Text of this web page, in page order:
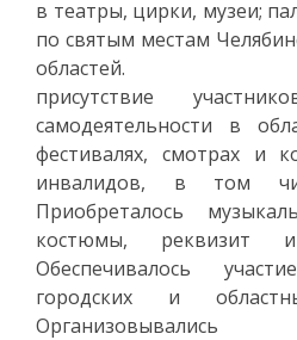
в театры, цирки, музеи;
по святым местам
областей.
присутствие
самодеятельности в
фестивалях, смотрах и
инвалидов, в том
Приобреталось
костюмы, реквизит
Обеспечивалось
городских и
Организовывались